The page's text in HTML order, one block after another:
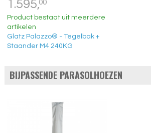
1.595,00
Product bestaat uit meerdere
artikelen
Glatz Palazzo® - Tegelbak +
Staander M4 240KG
BIJPASSENDE PARASOLHOEZEN